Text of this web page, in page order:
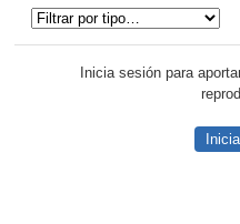
Inicia sesión para